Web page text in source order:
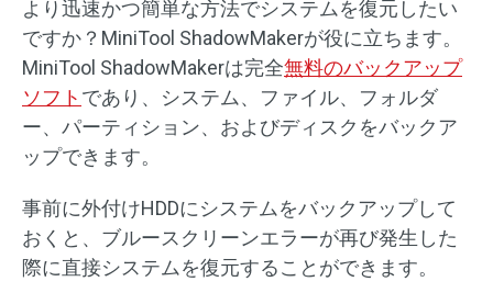
より迅速かつ簡単な方法でシステムを復元したい
ですか？MiniTool ShadowMakerが役に立ちます。
MiniTool ShadowMakerは完全無料のバックアップ
ソフト であり、システム、ファイル、フォルダ
ー、パーティション、およびディスクをバックア
ップできます。
事前に外付けHDDにシステムをバックアップして
おくと、ブルースクリーンエラーが再び発生した
際に直接システムを復元することができます。